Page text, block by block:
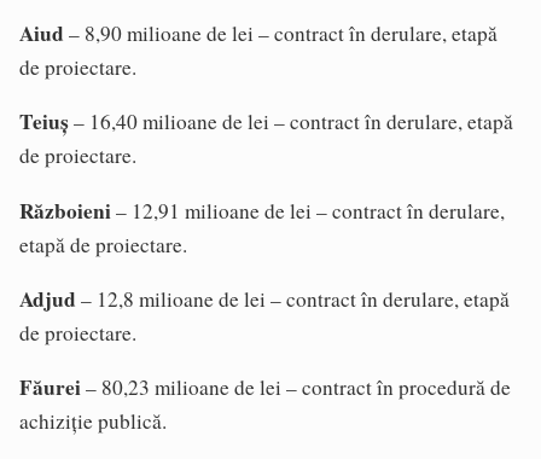
Aiud – 8,90 milioane de lei – contract în derulare, etapă
de proiectare.
Teiuș– 16,40 milioane de lei – contract în derulare, etapă
de proiectare.
Războieni– 12,91 milioane de lei – contract în derulare,
etapă de proiectare.
Adjud – 12,8 milioane de lei – contract în derulare, etapă
de proiectare.
Făurei– 80,23 milioane de lei – contract în procedură de
achiziție publică.